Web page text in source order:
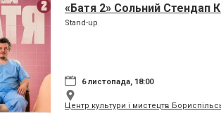
«Батя 2» Сольний Стендап
Stand-up
6 листопада, 18:00
Центр культури і мистецтв